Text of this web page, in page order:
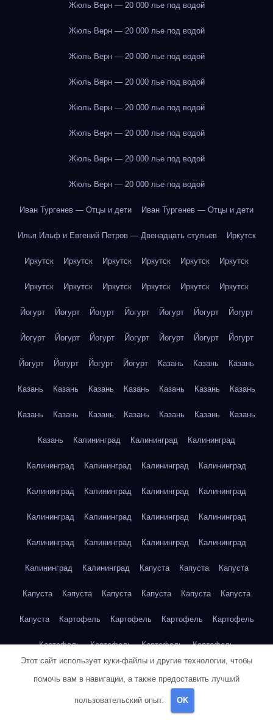
Жюль Верн — 20 000 лье под водой
Жюль Верн — 20 000 лье под водой
Жюль Верн — 20 000 лье под водой
Жюль Верн — 20 000 лье под водой
Жюль Верн — 20 000 лье под водой
Жюль Верн — 20 000 лье под водой
Жюль Верн — 20 000 лье под водой
Жюль Верн — 20 000 лье под водой
Иван Тургенев — Отцы и дети Иван Тургенев — Отцы и дети
Илья Ильф и Евгений Петров — Двенадцать стульев Иркутск
Иркутск Иркутск Иркутск Иркутск Иркутск Иркутск
Иркутск Иркутск Иркутск Иркутск Иркутск Иркутск
Йогурт Йогурт Йогурт Йогурт Йогурт Йогурт Йогурт
Йогурт Йогурт Йогурт Йогурт Йогурт Йогурт Йогурт
Йогурт Йогурт Йогурт Йогурт Казань Казань Казань
Казань Казань Казань Казань Казань Казань Казань
Казань Казань Казань Казань Казань Казань Казань
Казань Калининград Калининград Калининград
Калининград Калининград Калининград Калининград
Калининград Калининград Калининград Калининград
Калининград Калининград Калининград Калининград
Калининград Калининград Калининград Калининград
Калининград Калининград Капуста Капуста Капуста
Капуста Капуста Капуста Капуста Капуста Капуста
Капуста Картофель Картофель Картофель Картофель
Картофель Картофель Картофель Картофель
Кейптаун Кейптаун
Этот сайт использует куки-файлы и другие технологии, чтобы
помочь вам в навигации, а также предоставить лучший
пользовательский опыт. OK